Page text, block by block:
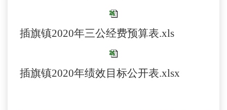
插旗镇2020年三公经费预算表.xls
插旗镇2020年绩效目标公开表.xlsx